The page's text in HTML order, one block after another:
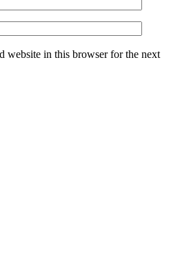
website in this browser for the next